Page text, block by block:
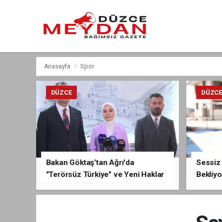
Anasayfa Spor
DÜZCE
Bakan Göktaş’tan Ağrı'da
"Terörsüz Türkiye" ve Yeni Haklar
DÜZCE
Sessiz